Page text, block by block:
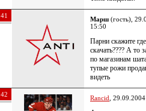
41 Марш (гость),
15:50
Парни скажите где
скачать???? А то
по магазинам
тупые рожи
видеть
42 Rancid ,